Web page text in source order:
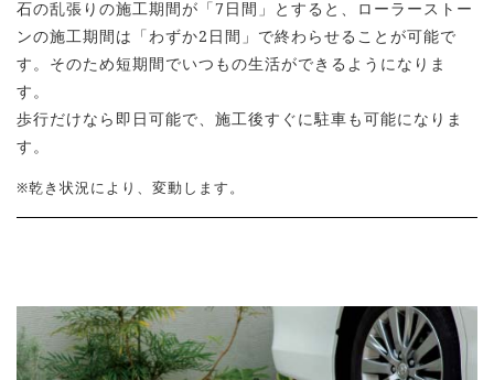
石の乱張りの施工期間が「7日間」とすると、ローラーストー
ンの施工期間は「わずか2日間」で終わらせることが可能で
す。そのため短期間でいつもの生活ができるようになりま
す。
歩行だけなら即日可能で、施工後すぐに駐車も可能になりま
す。
※乾き状況により、変動します。